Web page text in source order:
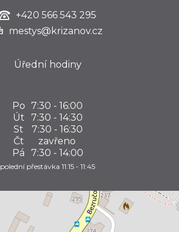
+420 566 543 295
mestys@krizanov.cz
Úřední hodiny
Po 7:30 - 16:00
Út
7:30 - 14:30
St
7:30 - 16:30
Čt
zavřeno
Pá
7:30 - 14:00
polední přestávka 11:15 - 11:45